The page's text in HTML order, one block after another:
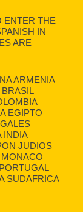
ENTER THE
IN
ARE
ARMENIA
EGIPTO
INDIA
JUDIOS
SUDAFRICA